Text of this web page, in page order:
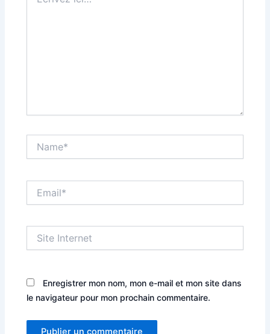
Internet
Enregistrer mon nom, mon e-mail et mon site dans
le navigateur pour mon prochain commentaire.